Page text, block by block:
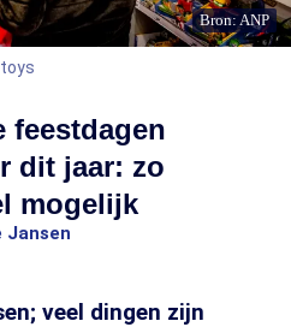
Bron: ANP
feestdagen
dit jaar: zo
mogelijk
Jansen
veel dingen zijn